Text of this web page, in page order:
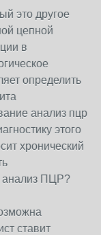
это другое
цепной
в
определить
анализ пцр
этого
хронический
анализ ПЦР?
ставит